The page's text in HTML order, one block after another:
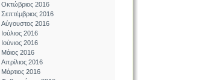
Οκτώβριος 2016
Σεπτέμβριος 2016
Αύγουστος 2016
Ιούλιος 2016
Ιούνιος 2016
Μάιος 2016
Απρίλιος 2016
Μάρτιος 2016